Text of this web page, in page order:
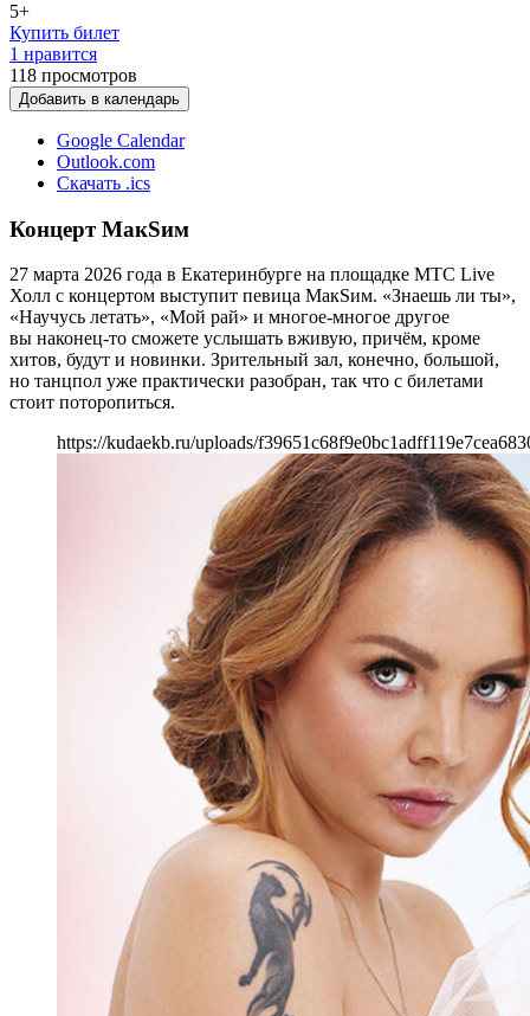
5+
Купить билет
1 нравится
118 просмотров
Добавить в календарь
Google Calendar
Outlook.com
Скачать .ics
Концерт МакSим
27 марта 2026 года в Екатеринбурге на площадке МТС Live
Холл с концертом выступит певица МакSим. «Знаешь ли ты»,
«Научусь летать», «Мой рай» и многое-многое другое
вы наконец-то сможете услышать вживую, причём, кроме
хитов, будут и новинки. Зрительный зал, конечно, большой,
но танцпол уже практически разобран, так что с билетами
стоит поторопиться.
https://kudaekb.ru/uploads/